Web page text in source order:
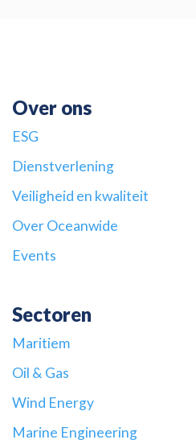
Over ons
ESG
Dienstverlening
Veiligheid en kwaliteit
Over Oceanwide
Events
Sectoren
Maritiem
Oil & Gas
Wind Energy
Marine Engineering